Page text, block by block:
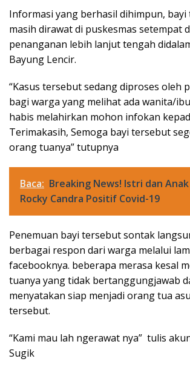
Informasi yang berhasil dihimpun,
masih dirawat di puskesmas setempat
penanganan lebih lanjut tengah
Bayung Lencir.
“Kasus tersebut sedang diproses oleh
bagi warga yang melihat ada wanita/
habis melahirkan mohon infokan
Terimakasih, Semoga bayi tersebut
orang tuanya” tutupnya
Baca: Breaking News! Istri dan Anak
Rocky Candra Positif Covid-19
Penemuan bayi tersebut sontak
berbagai respon dari warga melalui
facebooknya. beberapa merasa kesal
tuanya yang tidak bertanggungjawab
menyatakan siap menjadi orang tua
tersebut.
“Kami mau lah ngerawat nya” tulis
Sugik